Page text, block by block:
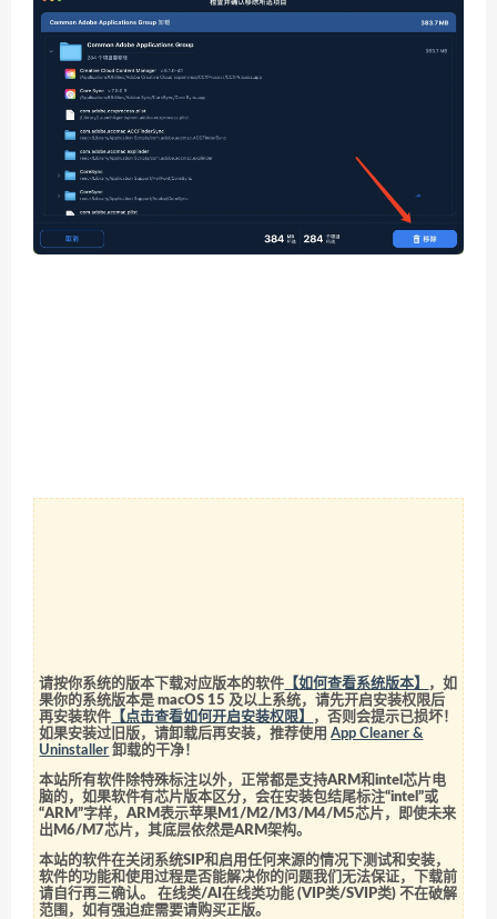
请按你系统的版本下载对应版本的软件 【如何查看系统版本】
，如
果你的系统版本是 macOS 15 及以上系统，请先开启安装权限后
再安装软件 【点击查看如何开启安装权限】
，否则会提示已损坏！
如果安装过旧版，请卸载后再安装，推荐使用App Cleaner &
Uninstaller 卸载的干净！
本站所有软件除特殊标注以外，正常都是支持ARM和intel芯片电
脑的，如果软件有芯片版本区分，会在安装包结尾标注“intel”或
“ARM”字样，ARM表示苹果M1/M2/M3/M4/M5芯片，即使未来
出M6/M7芯片，其底层依然是ARM架构。
本站的软件在关闭系统SIP和启用任何来源的情况下测试和安装，
软件的功能和使用过程是否能解决你的问题我们无法保证，下载前
请自行再三确认。 在线类/AI在线类功能 (VIP类/SVIP类) 不在破解
范围，如有强迫症需要请购买正版。